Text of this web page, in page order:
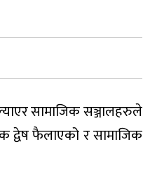
सामाजिक सञ्जालहरुले
द्वेष फैलाएको र सामाजिक